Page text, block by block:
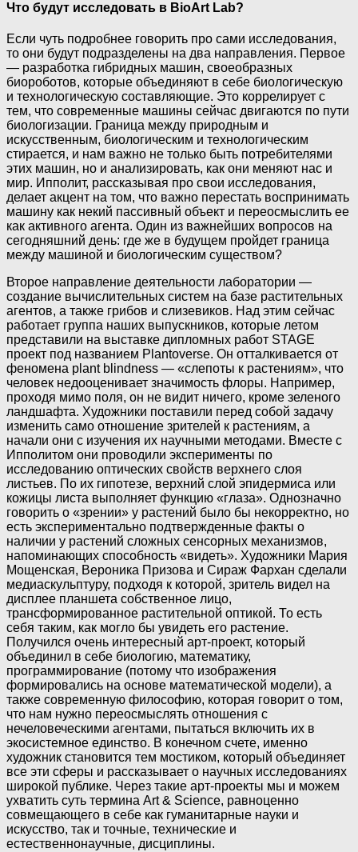
Что будут исследовать в BioArt Lab?
Если чуть подробнее говорить про сами исследования,
то они будут подразделены на два направления. Первое
— разработка гибридных машин, своеобразных
биороботов, которые объединяют в себе биологическую
и технологическую составляющие. Это коррелирует с
тем, что современные машины сейчас двигаются по пути
биологизации. Граница между природным и
искусственным, биологическим и технологическим
стирается, и нам важно не только быть потребителями
этих машин, но и анализировать, как они меняют нас и
мир. Ипполит, рассказывая про свои исследования,
делает акцент на том, что важно перестать воспринимать
машину как некий пассивный объект и переосмыслить ее
как активного агента. Один из важнейших вопросов на
сегодняшний день: где же в будущем пройдет граница
между машиной и биологическим существом?
Второе направление деятельности лаборатории —
создание вычислительных систем на базе растительных
агентов, а также грибов и слизевиков. Над этим сейчас
работает группа наших выпускников, которые летом
представили на выставке дипломных работ STAGE
проект под названием Plantoverse. Он отталкивается от
феномена plant blindness — «слепоты к растениям», что
человек недооценивает значимость флоры. Например,
проходя мимо поля, он не видит ничего, кроме зеленого
ландшафта. Художники поставили перед собой задачу
изменить само отношение зрителей к растениям, а
начали они с изучения их научными методами. Вместе с
Ипполитом они проводили эксперименты по
исследованию оптических свойств верхнего слоя
листьев. По их гипотезе, верхний слой эпидермиса или
кожицы листа выполняет функцию «глаза». Однозначно
говорить о «зрении» у растений было бы некорректно, но
есть экспериментально подтвержденные факты о
наличии у растений сложных сенсорных механизмов,
напоминающих способность «видеть». Художники Мария
Мощенская, Вероника Призова и Сираж Фархан сделали
медиаскульптуру, подходя к которой, зритель видел на
дисплее планшета собственное лицо,
трансформированное растительной оптикой. То есть
себя таким, как могло бы увидеть его растение.
Получился очень интересный арт-проект, который
объединил в себе биологию, математику,
программирование (потому что изображения
формировались на основе математической модели), а
также современную философию, которая говорит о том,
что нам нужно переосмыслять отношения с
нечеловеческими агентами, пытаться включить их в
экосистемное единство. В конечном счете, именно
художник становится тем мостиком, который объединяет
все эти сферы и рассказывает о научных исследованиях
широкой публике. Через такие арт-проекты мы и можем
ухватить суть термина Art & Science, равноценно
совмещающего в себе как гуманитарные науки и
искусство, так и точные, технические и
естественнонаучные, дисциплины.